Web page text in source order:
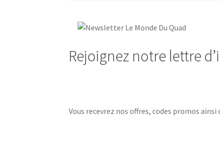
Rejoignez notre lettre
Vous recevrez nos offres, codes promos